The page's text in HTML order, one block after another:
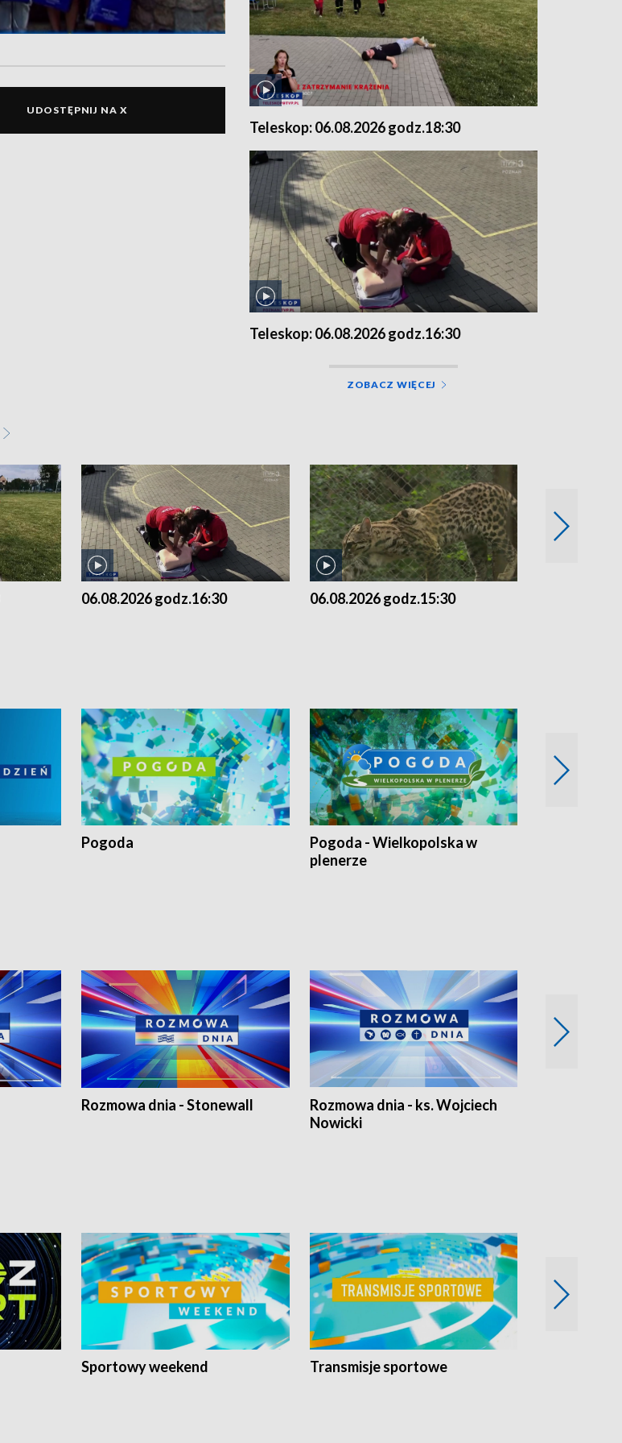
UDOSTĘPNIJ NA X
Teleskop: 06.08.2026 godz.18:30
Teleskop: 06.08.2026 godz.16:30
ZOBACZ WIĘCEJ
06.08.2026 godz.16:30 06.08.2026 godz.15:30
Pogoda
Pogoda - Wielkopolska w
plenerze
Rozmowa dnia - Stonewall
Rozmowa dnia - ks. Wojciech
Nowicki
Sportowy weekend Transmisje sportowe